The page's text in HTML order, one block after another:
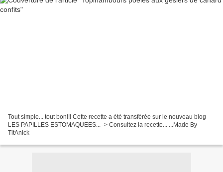
Tout simple... tout bon!!! Cette recette a été transférée sur le nouveau blog
LES PAPILLES ESTOMAQUEES... -> Consultez la recette... ...Made By
TitAnick